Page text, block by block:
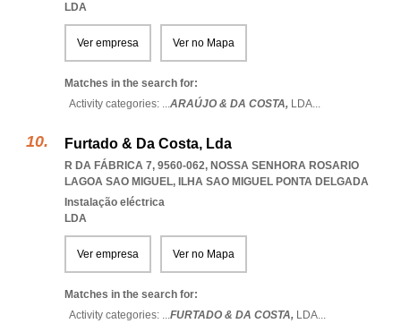
LDA
Ver empresa Ver no Mapa
Matches in the search for:
Activity categories: ...ARAÚJO & DA COSTA, LDA...
Furtado & Da Costa, Lda
R DA FÁBRICA 7, 9560-062, NOSSA SENHORA ROSARIO
LAGOA SAO MIGUEL, ILHA SAO MIGUEL PONTA DELGADA
Instalação eléctrica
LDA
Ver empresa Ver no Mapa
Matches in the search for:
Activity categories: ...FURTADO & DA COSTA, LDA...